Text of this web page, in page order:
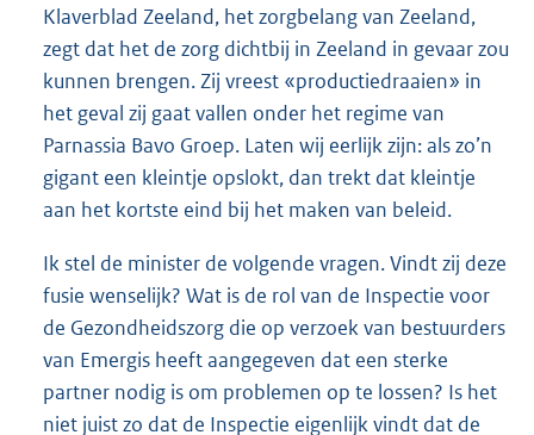
Klaverblad Zeeland, het zorgbelang van Zeeland,
zegt dat het de zorg dichtbij in Zeeland in gevaar zou
kunnen brengen. Zij vreest «productiedraaien» in
het geval zij gaat vallen onder het regime van
Parnassia Bavo Groep. Laten wij eerlijk zijn: als zo’n
gigant een kleintje opslokt, dan trekt dat kleintje
aan het kortste eind bij het maken van beleid.
Ik stel de minister de volgende vragen. Vindt zij deze
fusie wenselijk? Wat is de rol van de Inspectie voor
de Gezondheidszorg die op verzoek van bestuurders
van Emergis heeft aangegeven dat een sterke
partner nodig is om problemen op te lossen? Is het
niet juist zo dat de Inspectie eigenlijk vindt dat de